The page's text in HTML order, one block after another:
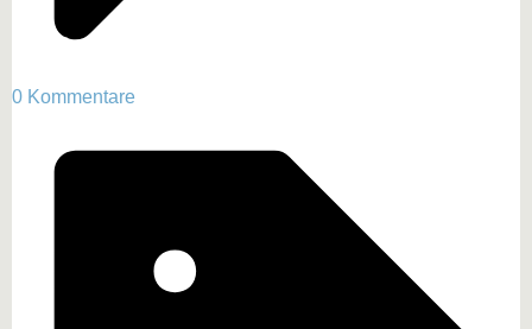
0 Kommentare